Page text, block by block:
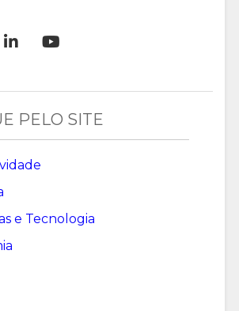
PELO SITE
e Tecnologia